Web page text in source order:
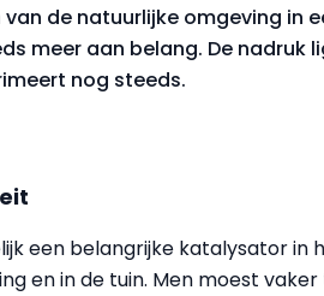
de natuurlijke omgeving in
meer aan belang. De nadruk
nog steeds.
een belangrijke katalysator in
en in de tuin. Men moest